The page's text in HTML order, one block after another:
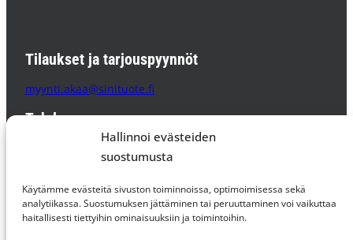
Hallinnoi evästeiden
suostumusta
Käytämme evästeitä sivuston toiminnoissa, optimoimisessa sekä
analytiikassa. Suostumuksen jättäminen tai peruuttaminen voi vaikuttaa
haitallisesti tiettyihin ominaisuuksiin ja toimintoihin.
Tilaukset ja tarjouspyynnöt
myynti.akaa@sinituote.fi
Tehdas
Pätsiniementie 65
37800 AKAA
PL 85 37801 AKAA